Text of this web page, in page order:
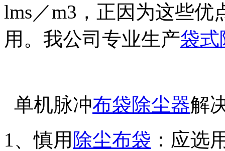
lms／m3，正因为这些
用。我公司专业生产袋式
单机脉冲布袋除尘器解
1、慎用 除尘布袋 ：应选